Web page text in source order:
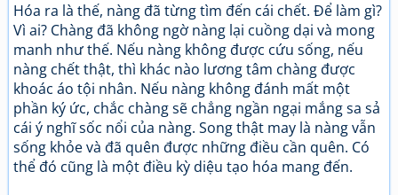
Hóa ra là thế, nàng đã từng tìm đến cái chết. Để làm gì?
Vì ai? Chàng đã không ngờ nàng lại cuồng dại và mong
manh như thế. Nếu nàng không được cứu sống, nếu
nàng chết thật, thì khác nào lương tâm chàng được
khoác áo tội nhân. Nếu nàng không đánh mất một
phần ký ức, chắc chàng sẽ chẳng ngần ngại mắng sa sả
cái ý nghĩ sốc nổi của nàng. Song thật may là nàng vẫn
sống khỏe và đã quên được những điều cần quên. Có
thể đó cũng là một điều kỳ diệu tạo hóa mang đến.